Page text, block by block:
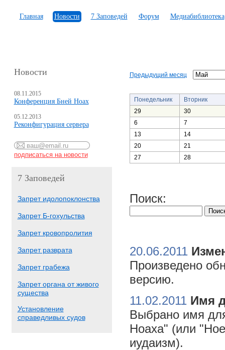
Главная Новости 7 Заповедей Форум Медиабиблиотека
Новости
08.11.2015
Конференция Бней Ноах
05.12.2013
Реконфигурация сервера
7 Заповедей
Запрет идолопоклонства
Запрет Б-гохульства
Запрет кровопролития
Запрет разврата
Запрет грабежа
Запрет органа от живого
существа
Установление
справедливых судов
Предыдущий месяц
Понедельник
Вторник
29
30
6
7
13
14
20
21
27
28
Поиск:
20.06.2011
Произведено
версию.
11.02.2011 Имя
Выбрано имя
Ноаха" (или
иудаизм).